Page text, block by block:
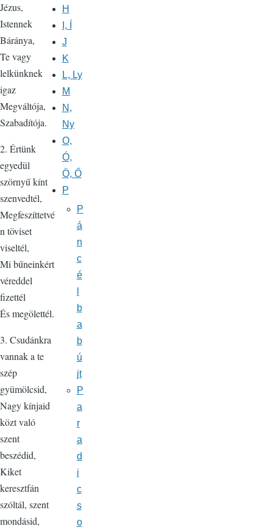
Jézus,
Istennek
Báránya,
Te vagy
lelkünknek
igaz
Megváltója,
Szabadítója.
2. Értünk
egyedül
szörnyű kínt
szenvedtél,
Megfeszíttetvé
n töviset
viseltél,
Mi bűneinkért
véreddel
fizettél
És megölettél.
3. Csudánkra
vannak a te
szép
gyümölcsid,
Nagy kínjaid
közt való
szent
beszédid,
Kiket
keresztfán
szóltál, szent
mondásid,
H
I, Í
J
K
L, Ly
M
N,
Ny
O,
Ó,
Ö, Ő
P
P
á
n
c
é
b
a
b
ú
jt
P
a
r
a
d
i
c
s
o